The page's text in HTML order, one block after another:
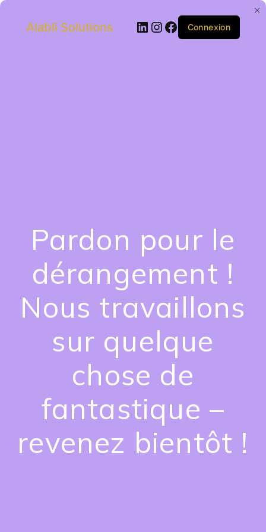
Alabli Solutions Connexion
Pardon pour le
dérangement !
Nous travaillons
sur quelque
chose de
fantastique –
revenez bientôt !